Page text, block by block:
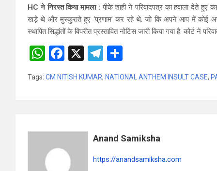
HC ने निरस्त किया मामला :पीके शाही ने परिवादपत्र का हवाला देते हुए
खड़े थे और मुस्कुराते हुए ‘प्रणाम’ कर रहे थे. जो कि अपने आप में कोई
स्थापित सिद्धांतों के विपरीत प्रस्तावित नोटिस जारी किया गया है. कोर्ट ने
W
at
s
p
p
F
ce
b
o
k
X
T
e
gr
ar
e
Tags: CM NITISH KUMAR, NATIONAL ANTHEM INSULT CASE,
Anand Samiksha
https://anandsamiksha.com